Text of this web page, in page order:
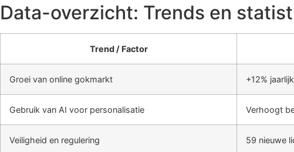
Data-overzicht: Trends en
Trend / Factor
Groei van online gokmarkt +12%
Gebruik van AI voor personalisatie Verhoogt
Veiligheid en regulering 59 nieuwe